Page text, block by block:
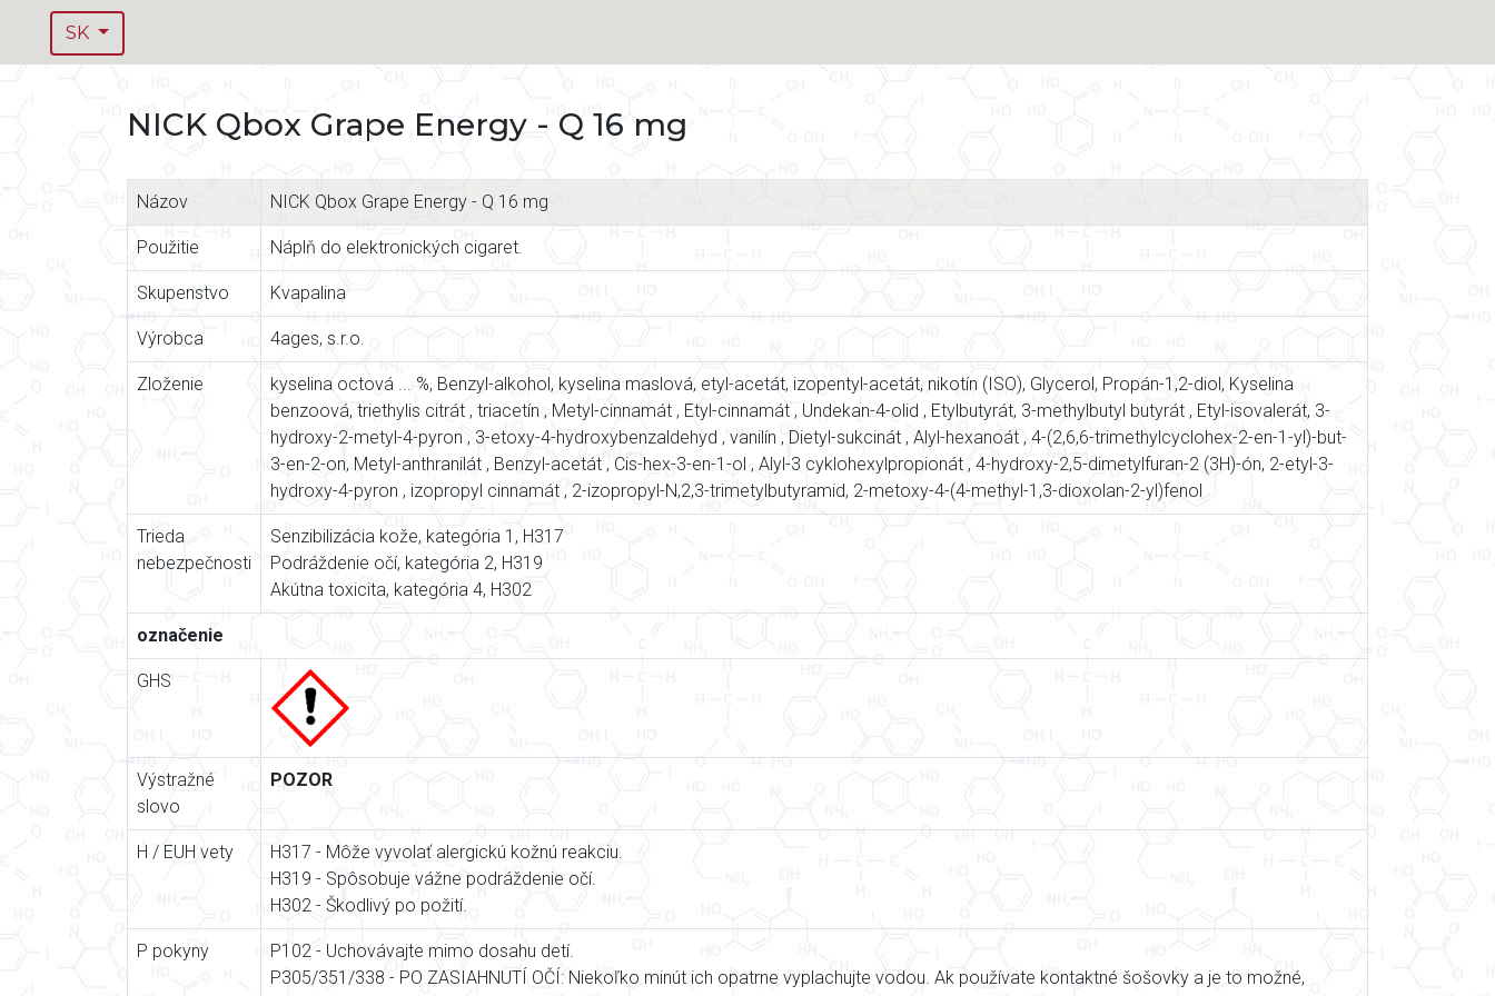
SK
NICK Qbox Grape Energy - Q 16 mg
Názov NICK Qbox Grape Energy - Q 16 mg
Použitie Náplň do elektronických cigaret.
Skupenstvo Kvapalina
Výrobca 4ages, s.r.o.
Zloženie
kyselina octová ... %, Benzyl-alkohol, kyselina maslová, etyl-acetát, izopentyl-acetát, nikotín (ISO), Glycerol, Propán-1,2-diol, Kyselina
benzoová, triethylis citrát , triacetín , Metyl-cinnamát , Etyl-cinnamát , Undekan-4-olid , Etylbutyrát, 3-methylbutyl butyrát , Etyl-isovalerát, 3-
hydroxy-2-metyl-4-pyron , 3-etoxy-4-hydroxybenzaldehyd , vanilín , Dietyl-sukcinát , Alyl-hexanoát , 4-(2,6,6-trimethylcyclohex-2-en-1-yl)-but-
3-en-2-on, Metyl-anthranilát , Benzyl-acetát , Cis-hex-3-en-1-ol , Alyl-3 cyklohexylpropionát , 4-hydroxy-2,5-dimetylfuran-2 (3H)-ón, 2-etyl-3-
hydroxy-4-pyron , izopropyl cinnamát , 2-izopropyl-N,2,3-trimetylbutyramid, 2-metoxy-4-(4-methyl-1,3-dioxolan-2-yl)fenol
Trieda
nebezpečnosti
Senzibilizácia kože, kategória 1, H317
Podráždenie očí, kategória 2, H319
Akútna toxicita, kategória 4, H302
označenie
GHS
Výstražné
slovo
POZOR
H / EUH vety
H317 - Môže vyvolať alergickú kožnú reakciu.
H319 - Spôsobuje vážne podráždenie očí.
H302 - Škodlivý po požití.
P pokyny
P102 - Uchovávajte mimo dosahu detí.
P305/351/338 - PO ZASIAHNUTÍ OČÍ: Niekoľko minút ich opatrne vyplachujte vodou. Ak používate kontaktné šošovky a je to možné,